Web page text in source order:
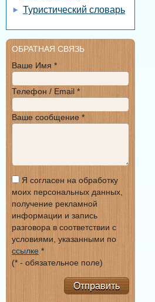
Туристический словарь
ОБРАТНАЯ СВЯЗЬ
Ваше Имя *
Телефон / Email *
Ваше сообщение *
Я согласен на обработку
моих персональных данных,
получение рекламной
информации и запись
разговора в соответствии с
условиями, указанными по
ссылке *
(* - обязательное поле)
Отправить